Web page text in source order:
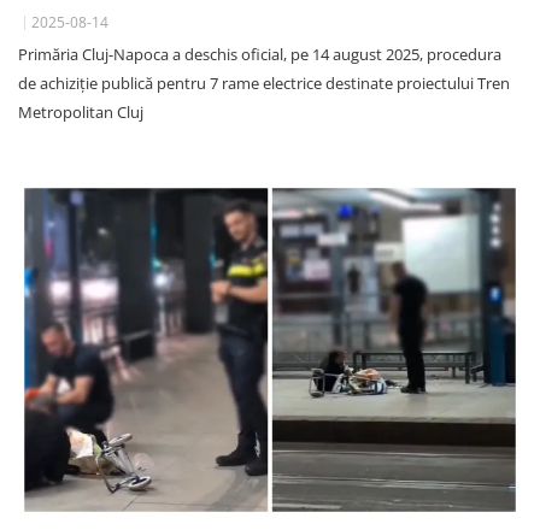
2025-08-14
Primăria Cluj-Napoca a deschis oficial, pe 14 august 2025, procedura
de achiziție publică pentru 7 rame electrice destinate proiectului Tren
Metropolitan Cluj